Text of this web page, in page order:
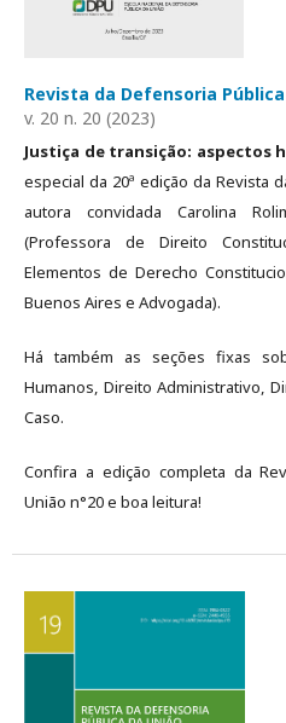
Revista da Defensoria
v. 20 n. 20 (2023)
Justiça de transição: aspectos
especial da 20ª edição da Revista
autora convidada Carolina
(Professora de Direito
Elementos de Derecho
Buenos Aires e Advogada).
Há também as seções fixas
Humanos, Direito Administrativo,
Caso.
Confira a edição completa da
União n°20 e boa leitura!